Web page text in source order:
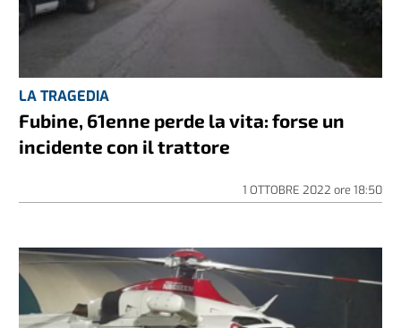
LA TRAGEDIA
Fubine, 61enne perde la vita: forse un
incidente con il trattore
1 OTTOBRE 2022 ore 18:50